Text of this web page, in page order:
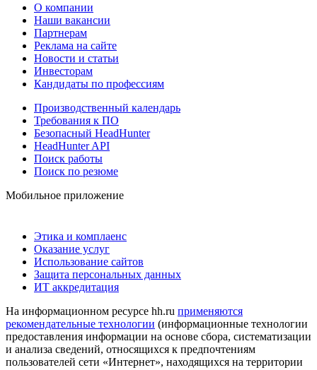
О компании
Наши вакансии
Партнерам
Реклама на сайте
Новости и статьи
Инвесторам
Кандидаты по профессиям
Производственный календарь
Требования к ПО
Безопасный HeadHunter
HeadHunter API
Поиск работы
Поиск по резюме
Мобильное приложение
Этика и комплаенс
Оказание услуг
Использование сайтов
Защита персональных данных
ИТ аккредитация
На информационном ресурсе hh.ru применяются
рекомендательные технологии (информационные технологии
предоставления информации на основе сбора, систематизации
и анализа сведений, относящихся к предпочтениям
пользователей сети «Интернет», находящихся на территории